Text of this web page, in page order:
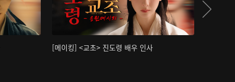
[메이킹] <교초> 진도령 배우 인사